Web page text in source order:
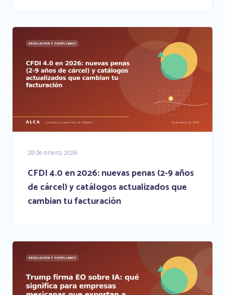
28 de enero, 2026
CFDI 4.0 en 2026: nuevas penas (2-9 años
de cárcel) y catálogos actualizados que
cambian tu facturación